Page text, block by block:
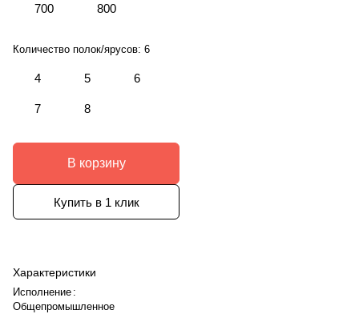
700 800
Количество полок/ярусов: 6
4 5 6
7 8
В корзину
Купить в 1 клик
Характеристики
Исполнение :
Общепромышленное